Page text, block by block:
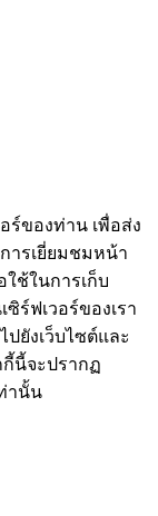
ร์ของท่าน เพื่อส่ง
ารเยี่ยมชมหน้า
ใช้ในการเก็บ
ร์ฟเวอร์ของเรา
ยังเว็บไซต์และ
นี้จะปรากฏ
านั้น